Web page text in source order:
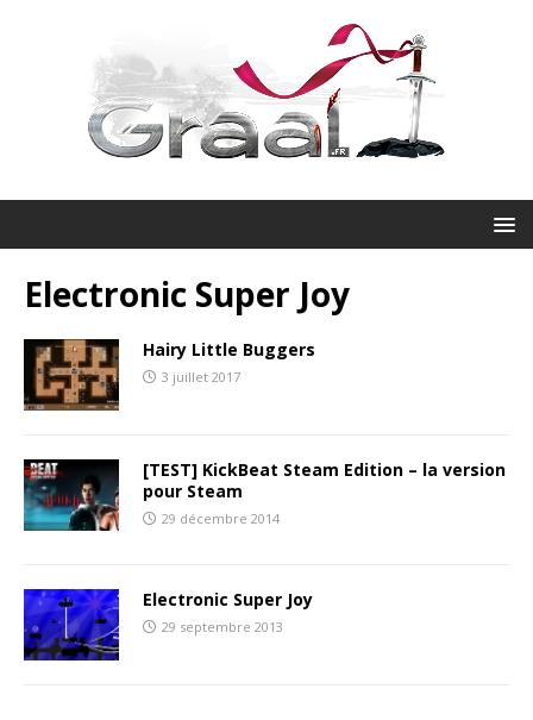
Electronic Super Joy
Hairy Little Buggers
3 juillet 2017
[TEST] KickBeat Steam Edition – la version
pour Steam
29 décembre 2014
Electronic Super Joy
29 septembre 2013